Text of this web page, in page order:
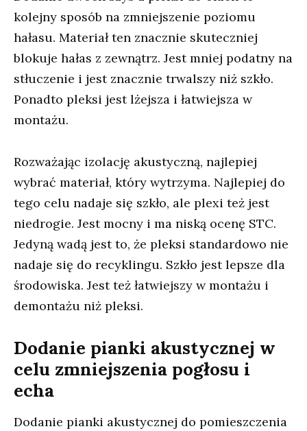
kolejny sposób na zmniejszenie poziomu
hałasu. Materiał ten znacznie skuteczniej
blokuje hałas z zewnątrz. Jest mniej podatny na
stłuczenie i jest znacznie trwalszy niż szkło.
Ponadto pleksi jest lżejsza i łatwiejsza w
montażu.
Rozważając izolację akustyczną, najlepiej
wybrać materiał, który wytrzyma. Najlepiej do
tego celu nadaje się szkło, ale plexi też jest
niedrogie. Jest mocny i ma niską ocenę STC.
Jedyną wadą jest to, że pleksi standardowo nie
nadaje się do recyklingu. Szkło jest lepsze dla
środowiska. Jest też łatwiejszy w montażu i
demontażu niż pleksi.
Dodanie pianki akustycznej w
celu zmniejszenia pogłosu i
echa
Dodanie pianki akustycznej do pomieszczenia